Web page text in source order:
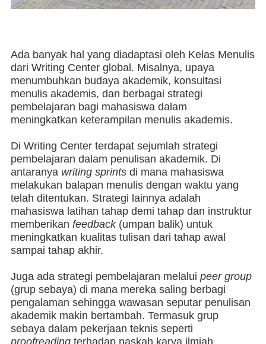
Ada banyak hal yang diadaptasi oleh Kelas Menulis
dari Writing Center global. Misalnya, upaya
menumbuhkan budaya akademik, konsultasi
menulis akademis, dan berbagai strategi
pembelajaran bagi mahasiswa dalam
meningkatkan keterampilan menulis akademis.
Di Writing Center terdapat sejumlah strategi
pembelajaran dalam penulisan akademik. Di
antaranya writing sprints di mana mahasiswa
melakukan balapan menulis dengan waktu yang
telah ditentukan. Strategi lainnya adalah
mahasiswa latihan tahap demi tahap dan instruktur
memberikan feedback(umpan balik) untuk
meningkatkan kualitas tulisan dari tahap awal
sampai tahap akhir.
Juga ada strategi pembelajaran melalui peer group
(grup sebaya) di mana mereka saling berbagi
pengalaman sehingga wawasan seputar penulisan
akademik makin bertambah. Termasuk grup
sebaya dalam pekerjaan teknis seperti
proofreading terhadap naskah karya ilmiah.